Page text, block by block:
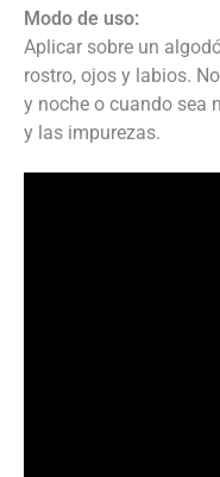
Modo de uso:
Aplicar sobre un
rostro, ojos y labios.
y noche o cuando sea
y las impurezas.